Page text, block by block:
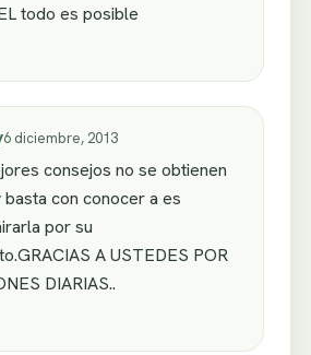
todo es posible
6 diciembre, 2013
consejos no se obtienen
con conocer a es
por su
A USTEDES POR
DIARIAS..